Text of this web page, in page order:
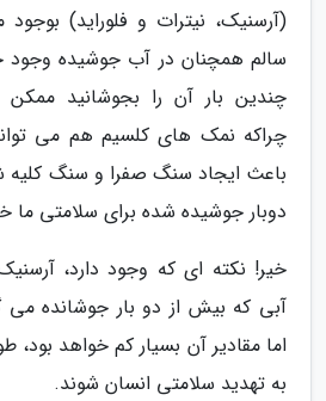
(آرسنیک، نیترات و فلوراید)
سالم همچنان در آب جوشیده وجود
چندین بار آن را بجوشانید
چراکه نمک های کلسیم هم می
باعث ایجاد سنگ صفرا و سنگ کلیه
دوبار جوشیده شده برای سلامتی
خیر! نکته ای که وجود دارد،
آبی که بیش از دو بار جوشانده می
اما مقادیر آن بسیار کم خواهد بود،
به تهدید سلامتی انسان شوند.